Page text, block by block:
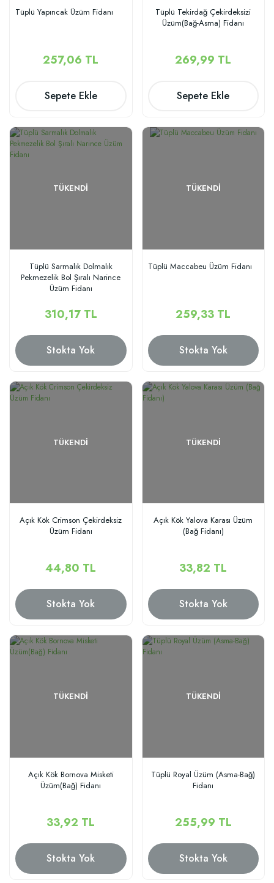
Tüplü Yapıncak Üzüm Fidanı
257,06 TL
Sepete Ekle
Tüplü Tekirdağ Çekirdeksizi
Üzüm(Bağ-Asma) Fidanı
269,99 TL
Sepete Ekle
TÜKENDI
Tüplü Sarmalık Dolmalık
Pekmezelik Bol Şıralı Narince
Üzüm Fidanı
310,17 TL
Stokta Yok
TÜKENDI
Tüplü Maccabeu Üzüm Fidanı
259,33 TL
Stokta Yok
TÜKENDI
Açık Kök Crimson Çekirdeksiz
Üzüm Fidanı
44,80 TL
Stokta Yok
TÜKENDI
Açık Kök Yalova Karası Üzüm
(Bağ Fidanı)
33,82 TL
Stokta Yok
TÜKENDI
Açık Kök Bornova Misketi
Üzüm(Bağ) Fidanı
33,92 TL
Stokta Yok
TÜKENDI
Tüplü Royal Üzüm (Asma-Bağ)
Fidanı
255,99 TL
Stokta Yok